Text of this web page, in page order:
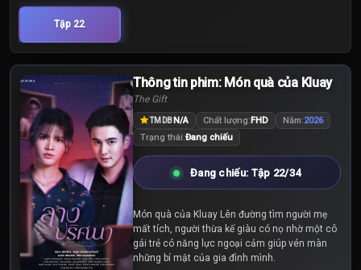
Tập 22
Thông tin phim: Món quà của Kluay
The Gift
TMDBN/A Chất lượng:FHD Năm:2026
Trạng thái:Đang chiếu
Đang chiếu: Tập 22/34
Món quà của Kluay Lên đường tìm người mẹ
mất tích, người thừa kế giàu có nọ nhờ một cô
gái trẻ có năng lực ngoại cảm giúp vén màn
những bí mật của gia đình mình.